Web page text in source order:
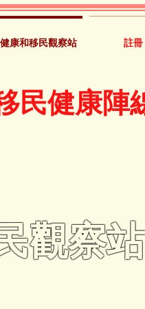
健康和移民觀察站 註冊
民健康陣
觀察站